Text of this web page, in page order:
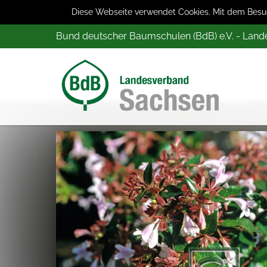
Diese Webseite verwendet Cookies. Mit dem
Bund deutscher Baumschulen (BdB) e.V. -